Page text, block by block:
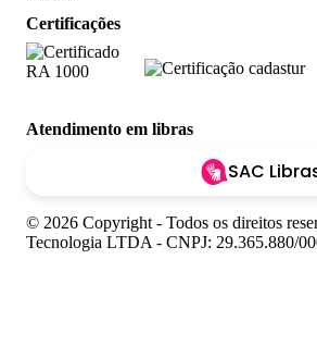
Certificações
Atendimento em libras
SAC
© 2026 Copyright - Todos os direitos
Tecnologia LTDA - CNPJ: 29.365.880/